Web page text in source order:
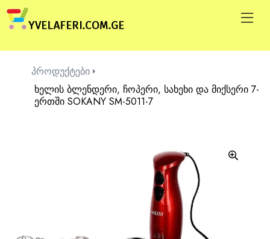
პროდუქტები
ხელის ბლენდერი, ჩოპერი, სახეხი და მიქსერი 7-
ერთში SOKANY SM-5011-7